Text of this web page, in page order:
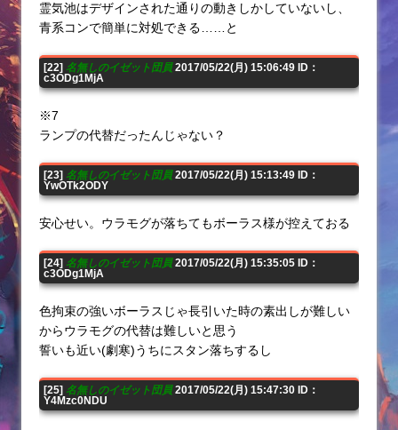
霊気池はデザインされた通りの動きしかしていないし、
青系コンで簡単に対処できる……と
[22] 名無しのイゼット団員2017/05/22(月) 15:06:49 ID：
c3ODg1MjA
※7
ランプの代替だったんじゃない？
[23] 名無しのイゼット団員2017/05/22(月) 15:13:49 ID：
YwOTk2ODY
安心せい。ウラモグが落ちてもボーラス様が控えておる
[24] 名無しのイゼット団員2017/05/22(月) 15:35:05 ID：
c3ODg1MjA
色拘束の強いボーラスじゃ長引いた時の素出しが難しい
からウラモグの代替は難しいと思う
誓いも近い(劇寒)うちにスタン落ちするし
[25] 名無しのイゼット団員2017/05/22(月) 15:47:30 ID：
Y4Mzc0NDU